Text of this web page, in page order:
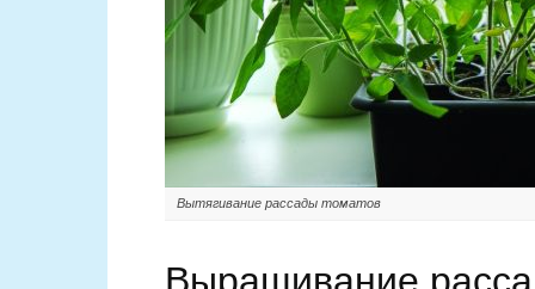
Вытягивание рассады томатов